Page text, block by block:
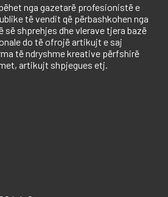
nga gazetarë profesionistë e
të vendit që përbashkohen nga
së shprehjes dhe vlerave tjera bazë
do të ofrojë artikujt e saj
të ndryshme kreative përfshirë
artikujt shpjegues etj.